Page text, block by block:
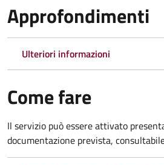
Approfondimenti
Ulteriori informazioni
Come fare
Il servizio può essere attivato
documentazione prevista,